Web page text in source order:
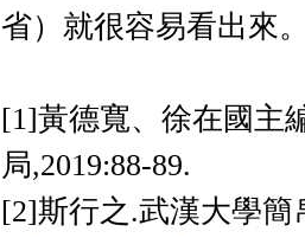
省）就很容易看出來
[1]黃德寬、徐在國主
局,2019:88-89.
[2]斯行之.武漢大學簡